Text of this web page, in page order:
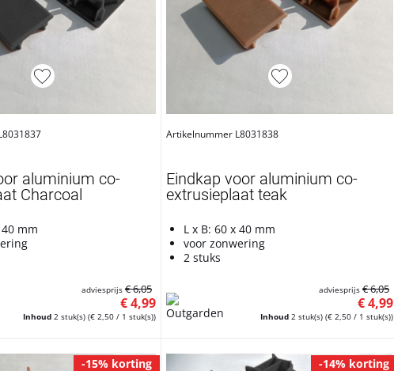
aluminium co-
Charcoal
mm
Inhoud 2 stuk(s) (€ 2,50 / 1 stuk(s))
€ 4,99
adviesprijs € 6,05
Artikelnummer L8031838
Eindkap voor aluminium co-
extrusieplaat teak
L x B: 60 x 40 mm
voor zonwering
2 stuks
Inhoud 2 stuk(s) (€ 2,50 / 1 stuk(s))
€ 4,99
adviesprijs € 6,05
-15% korting -14% korting